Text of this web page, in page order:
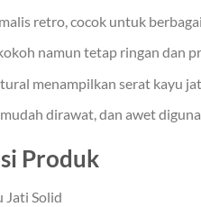
retro, cocok untuk
namun tetap ringan dan
menampilkan serat kayu
dirawat, dan awet
Produk
Jati Solid